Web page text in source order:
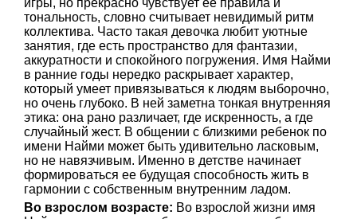
игры, но прекрасно чувствует ее правила и
тональность, словно считывает невидимый ритм
коллектива. Часто такая девочка любит уютные
занятия, где есть пространство для фантазии,
аккуратности и спокойного погружения. Имя Найми
в ранние годы нередко раскрывает характер,
который умеет привязываться к людям выборочно,
но очень глубоко. В ней заметна тонкая внутренняя
этика: она рано различает, где искренность, а где
случайный жест. В общении с близкими ребенок по
имени Найми может быть удивительно ласковым,
но не навязчивым. Именно в детстве начинает
формироваться ее будущая способность жить в
гармонии с собственным внутренним ладом.
Во взрослом возрасте: Во взрослой жизни имя